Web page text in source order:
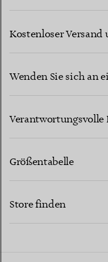
Kostenloser Versand
Wenden Sie sich an
Verantwortungsvolle
Größentabelle
Store finden